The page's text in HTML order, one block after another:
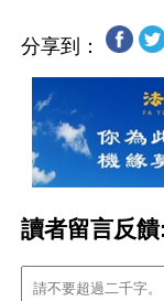
分享到：
讀者留言反饋: